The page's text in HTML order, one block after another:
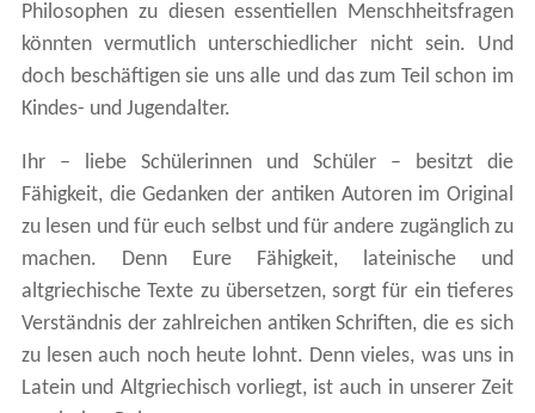
Philosophen zu diesen essentiellen Menschheitsfragen
könnten vermutlich unterschiedlicher nicht sein. Und
doch beschäftigen sie uns alle und das zum Teil schon im
Kindes- und Jugendalter.
Ihr – liebe Schülerinnen und Schüler – besitzt die
Fähigkeit, die Gedanken der antiken Autoren im Original
zu lesen und für euch selbst und für andere zugänglich zu
machen. Denn Eure Fähigkeit, lateinische und
altgriechische Texte zu übersetzen, sorgt für ein tieferes
Verständnis der zahlreichen antiken Schriften, die es sich
zu lesen auch noch heute lohnt. Denn vieles, was uns in
Latein und Altgriechisch vorliegt, ist auch in unserer Zeit